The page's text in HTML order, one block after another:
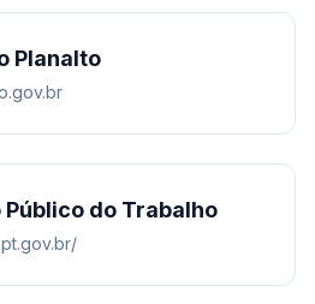
Planalto
do Trabalho